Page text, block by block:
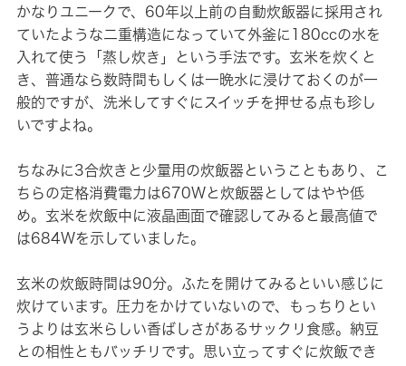
かなりユニークで、60年以上前の自動炊飯器に採用され
ていたような二重構造になっていて外釜に180ccの水を
入れて使う「蒸し炊き」という手法です。玄米を炊くと
き、普通なら数時間もしくは一晩水に浸けておくのが一
般的ですが、洗米してすぐにスイッチを押せる点も珍し
いですよね。
ちなみに3合炊きと少量用の炊飯器ということもあり、こ
ちらの定格消費電力は670Wと炊飯器としてはやや低
め。玄米を炊飯中に液晶画面で確認してみると最高値で
は684Wを示していました。
玄米の炊飯時間は90分。ふたを開けてみるといい感じに
炊けています。圧力をかけていないので、もっちりとい
うよりは玄米らしい香ばしさがあるサックリ食感。納豆
との相性ともバッチリです。思い立ってすぐに炊飯でき